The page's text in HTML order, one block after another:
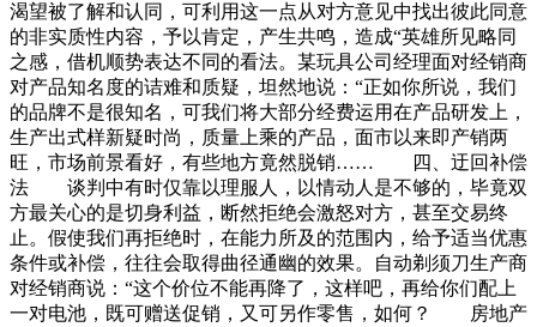
渴望被了解和认同，可利用这一点从对方意见中找出彼此同意
的非实质性内容，予以肯定，产生共鸣，造成“英雄所见略同
之感，借机顺势表达不同的看法。某玩具公司经理面对经销商
对产品知名度的诘难和质疑，坦然地说：“正如你所说，我们
的品牌不是很知名，可我们将大部分经费运用在产品研发上，
生产出式样新疑时尚，质量上乘的产品，面市以来即产销两
旺，市场前景看好，有些地方竟然脱销…… 四、迂回补偿
法 谈判中有时仅靠以理服人，以情动人是不够的，毕竟双
方最关心的是切身利益，断然拒绝会激怒对方，甚至交易终
止。假使我们再拒绝时，在能力所及的范围内，给予适当优惠
条件或补偿，往往会取得曲径通幽的效果。自动剃须刀生产商
对经销商说：“这个价位不能再降了，这样吧，再给你们配上
一对电池，既可赠送促销，又可另作零售，如何？ 房地产